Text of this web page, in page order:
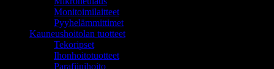
Monitoimilaitteet
Pyyhelämmittimet
Kauneushoitolan tuotteet
Tekoripset
Ihonhoitotuotteet
Parafiinihoito